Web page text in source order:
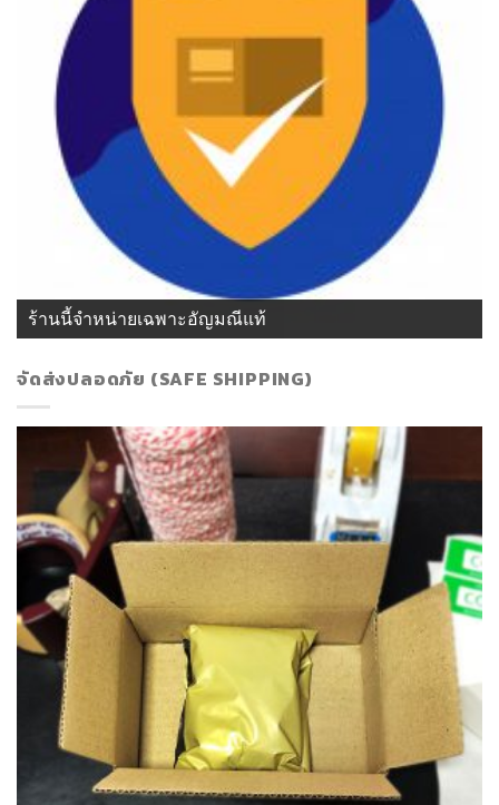
ร้านนี้จำหน่ายเฉพาะอัญมณีแท้
จัดส่งปลอดภัย (SAFE SHIPPING)